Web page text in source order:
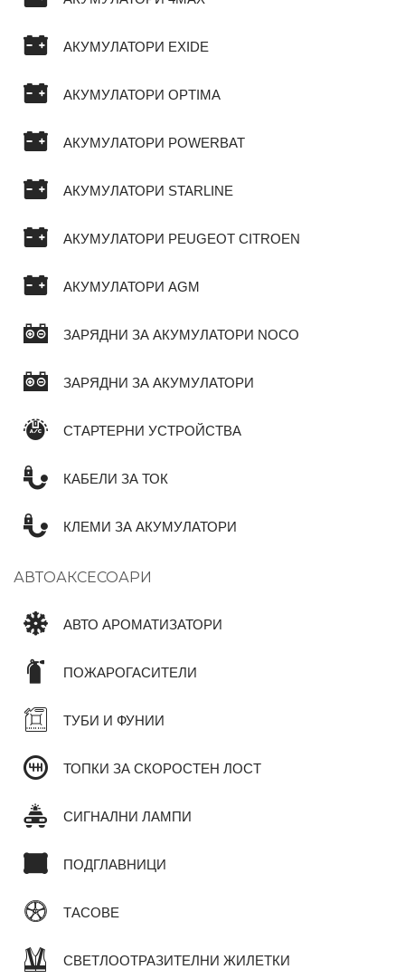
АКУМУЛАТОРИ EXIDE
АКУМУЛАТОРИ OPTIMA
АКУМУЛАТОРИ POWERBAT
АКУМУЛАТОРИ STARLINE
АКУМУЛАТОРИ PEUGEOT CITROEN
АКУМУЛАТОРИ AGM
ЗАРЯДНИ ЗА АКУМУЛАТОРИ NOCO
ЗАРЯДНИ ЗА АКУМУЛАТОРИ
СТАРТЕРНИ УСТРОЙСТВА
КАБЕЛИ ЗА ТОК
КЛЕМИ ЗА АКУМУЛАТОРИ
АВТОАКСЕСОАРИ
АВТО АРОМАТИЗАТОРИ
ПОЖАРОГАСИТЕЛИ
ТУБИ И ФУНИИ
ТОПКИ ЗА СКОРОСТЕН ЛОСТ
СИГНАЛНИ ЛАМПИ
ПОДГЛАВНИЦИ
ТАСОВЕ
СВЕТЛООТРАЗИТЕЛНИ ЖИЛЕТКИ